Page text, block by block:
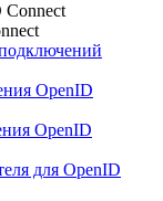
OpenID
OpenID
для OpenID